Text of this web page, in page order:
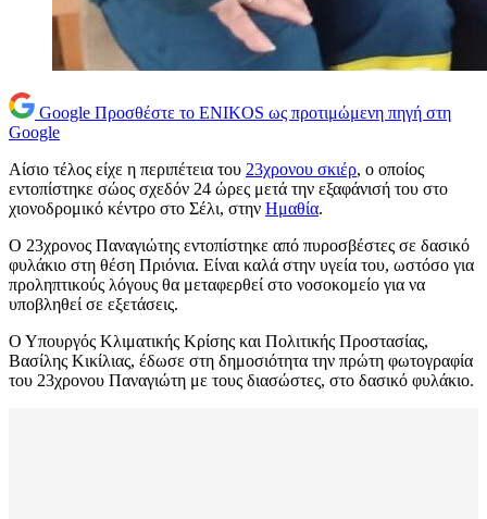
Google Προσθέστε το ENIKOS ως προτιμώμενη πηγή στη
Google
Αίσιο τέλος είχε η περιπέτεια του 23χρονου σκιέρ, ο οποίος
εντοπίστηκε σώος σχεδόν 24 ώρες μετά την εξαφάνισή του στο
χιονοδρομικό κέντρο στο Σέλι, στην Ημαθία.
Ο 23χρονος Παναγιώτης εντοπίστηκε από πυροσβέστες σε δασικό
φυλάκιο στη θέση Πριόνια. Είναι καλά στην υγεία του, ωστόσο για
προληπτικούς λόγους θα μεταφερθεί στο νοσοκομείο για να
υποβληθεί σε εξετάσεις.
Ο Υπουργός Κλιματικής Κρίσης και Πολιτικής Προστασίας,
Βασίλης Κικίλιας, έδωσε στη δημοσιότητα την πρώτη φωτογραφία
του 23χρονου Παναγιώτη με τους διασώστες, στο δασικό φυλάκιο.